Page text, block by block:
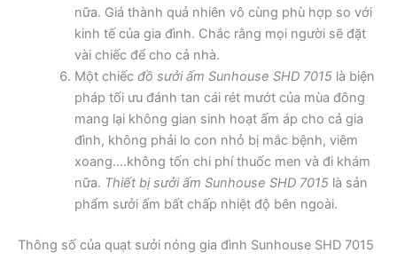
nữa. Giá thành quả nhiên vô cùng phù hợp so với
kinh tế của gia đình. Chắc rằng mọi người sẽ đặt
vài chiếc để cho cả nhà.
Một chiếc đồ sưởi ấm Sunhouse SHD 7015là biện
pháp tối ưu đánh tan cái rét mướt của mùa đông
mang lại không gian sinh hoạt ấm áp cho cả gia
đình, không phải lo con nhỏ bị mắc bệnh, viêm
xoang….không tốn chi phí thuốc men và đi khám
nữa. Thiết bị sưởi ấm Sunhouse SHD 7015là sản
phẩm sưởi ấm bất chấp nhiệt độ bên ngoài.
Thông số của quạt sưởi nóng gia đình Sunhouse SHD 7015